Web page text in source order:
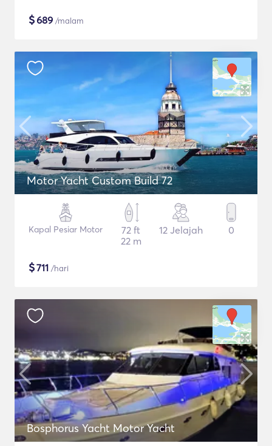
$689 /malam
Motor Yacht Custom Build 72
Kapal Pesiar Motor
72 ft
22 m
12 Jelajah 0
$711 /hari
Bosphorus Yacht Motor Yacht